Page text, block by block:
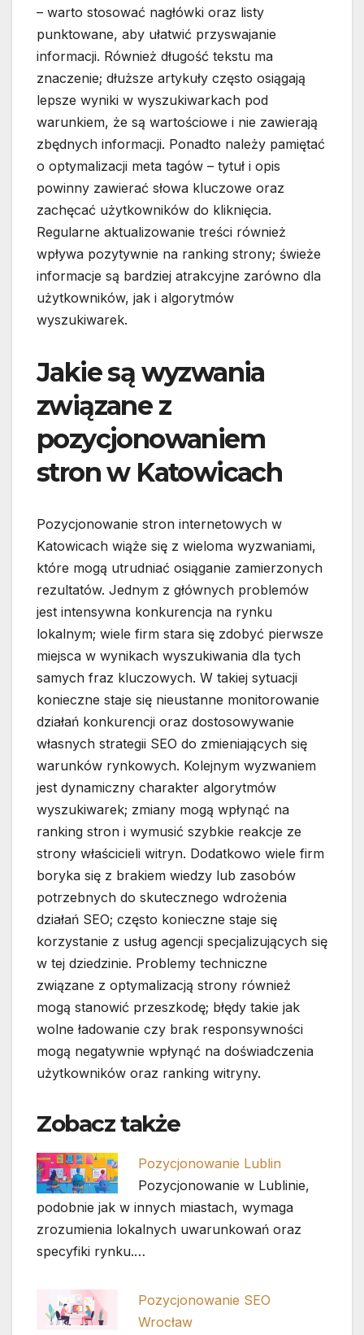
– warto stosować nagłówki oraz listy
punktowane, aby ułatwić przyswajanie
informacji. Również długość tekstu ma
znaczenie; dłuższe artykuły często osiągają
lepsze wyniki w wyszukiwarkach pod
warunkiem, że są wartościowe i nie zawierają
zbędnych informacji. Ponadto należy pamiętać
o optymalizacji meta tagów – tytuł i opis
powinny zawierać słowa kluczowe oraz
zachęcać użytkowników do kliknięcia.
Regularne aktualizowanie treści również
wpływa pozytywnie na ranking strony; świeże
informacje są bardziej atrakcyjne zarówno dla
użytkowników, jak i algorytmów
wyszukiwarek.
Jakie są wyzwania
związane z
pozycjonowaniem
stron w Katowicach
Pozycjonowanie stron internetowych w
Katowicach wiąże się z wieloma wyzwaniami,
które mogą utrudniać osiąganie zamierzonych
rezultatów. Jednym z głównych problemów
jest intensywna konkurencja na rynku
lokalnym; wiele firm stara się zdobyć pierwsze
miejsca w wynikach wyszukiwania dla tych
samych fraz kluczowych. W takiej sytuacji
konieczne staje się nieustanne monitorowanie
działań konkurencji oraz dostosowywanie
własnych strategii SEO do zmieniających się
warunków rynkowych. Kolejnym wyzwaniem
jest dynamiczny charakter algorytmów
wyszukiwarek; zmiany mogą wpłynąć na
ranking stron i wymusić szybkie reakcje ze
strony właścicieli witryn. Dodatkowo wiele firm
boryka się z brakiem wiedzy lub zasobów
potrzebnych do skutecznego wdrożenia
działań SEO; często konieczne staje się
korzystanie z usług agencji specjalizujących się
w tej dziedzinie. Problemy techniczne
związane z optymalizacją strony również
mogą stanowić przeszkodę; błędy takie jak
wolne ładowanie czy brak responsywności
mogą negatywnie wpłynąć na doświadczenia
użytkowników oraz ranking witryny.
Zobacz także
Pozycjonowanie Lublin
Pozycjonowanie w Lublinie,
podobnie jak w innych miastach, wymaga
zrozumienia lokalnych uwarunkowań oraz
specyfiki rynku.…
Pozycjonowanie SEO
Wrocław